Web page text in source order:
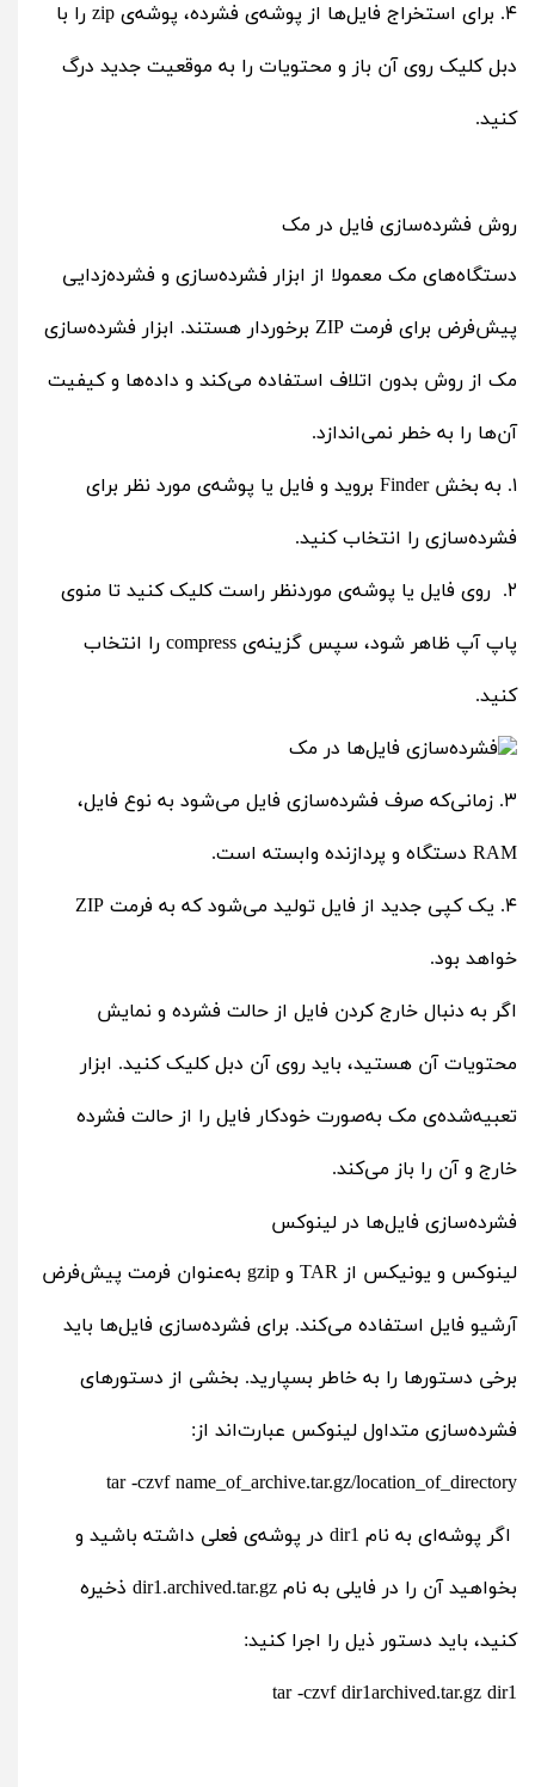
۴. برای استخراج فایل‌ها از پوشه‌ی فشرده، پوشه‌ی zip را با
دبل کلیک روی آن باز و محتویات را به موقعیت جدید درگ
کنید.
روش فشرده‌سازی فایل‌ در مک
دستگاه‌های مک معمولا از ابزار فشرده‌سازی و فشرده‌زدایی
پیش‌فرض برای فرمت ZIP برخوردار هستند. ابزار فشرده‌سازی
مک از روش بدون اتلاف استفاده می‌کند و داده‌ها و کیفیت
آن‌ها را به خطر نمی‌اندازد.
۱. به بخش Finder بروید و فایل یا پوشه‌ی مورد نظر برای
فشرده‌سازی را انتخاب کنید.
۲. روی فایل یا پوشه‌ی موردنظر راست کلیک کنید تا منوی
پاپ آپ ظاهر شود، سپس گزینه‌ی compress را انتخاب
کنید.
۳. زمانی‌که صرف فشرده‌سازی فایل می‌شود به نوع فایل،
RAM دستگاه و پردازنده وابسته است.
۴. یک کپی جدید از فایل تولید می‌شود که به فرمت ZIP
خواهد بود.
اگر به ‌دنبال خارج کردن فایل از حالت فشرده و نمایش
محتویات آن هستید، باید روی آن دبل کلیک کنید. ابزار
تعبیه‌شده‌ی مک به‌صورت خودکار فایل را از حالت فشرده
خارج و آن را باز می‌کند.
فشرده‌سازی فایل‌ها در لینوکس
لینوکس و یونیکس از TAR و gzip به‌عنوان فرمت پیش‌فرض
آرشیو فایل استفاده می‌کند. برای فشرده‌سازی فایل‌ها باید
برخی دستورها را به خاطر بسپارید. بخشی از دستورهای
فشرده‌سازی متداول لینوکس عبارت‌اند از:
tar -czvf name_of_archive.tar.gz/location_of_directory
اگر پوشه‌ای به نام dir1 در پوشه‌ی فعلی داشته باشید و
بخواهید آن را در فایلی به نام dir1.archived.tar.gz ذخیره
کنید، باید دستور ذیل را اجرا کنید:
tar -czvf dir1archived.tar.gz dir1